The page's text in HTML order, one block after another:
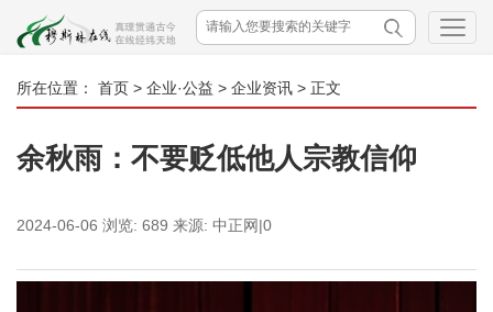
所在位置： 首页 > 企业·公益 > 企业资讯 > 正文
余秋雨：不要贬低他人宗教信仰
2024-06-06 浏览: 689 来源: 中正网|0